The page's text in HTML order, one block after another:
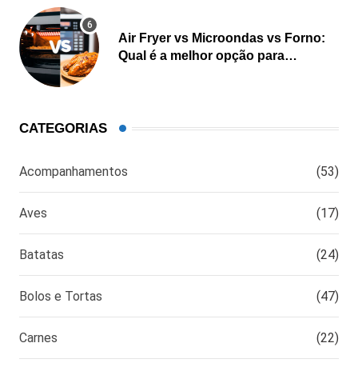
Air Fryer vs Microondas vs Forno:
Qual é a melhor opção para
CATEGORIAS
Acompanhamentos (53)
Aves (17)
Batatas (24)
Bolos e Tortas (47)
Carnes (22)